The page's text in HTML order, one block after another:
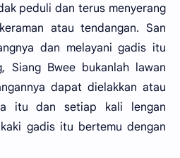
peduli dan terus menyerang
atau tendangan. San
dan melayani gadis itu
Siang Bwee bukanlah lawan
dapat dielakkan atau
itu dan setiap kali lengan
gadis itu bertemu dengan